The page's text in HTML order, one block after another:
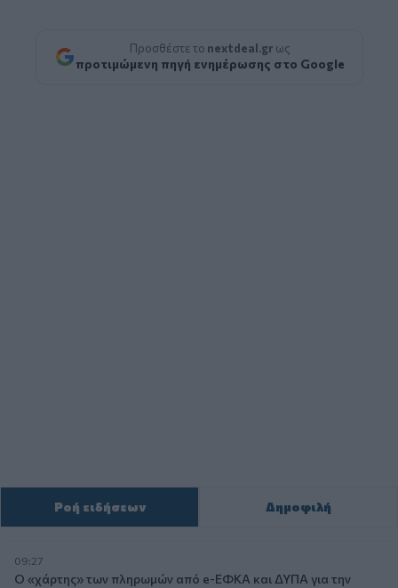
Προσθέστε το nextdeal.gr ως
προτιμώμενη πηγή ενημέρωσης στο Google
Ροή ειδήσεων Δημοφιλή
09:27
Ο «χάρτης» των πληρωμών από e-ΕΦΚΑ και ΔΥΠΑ για την